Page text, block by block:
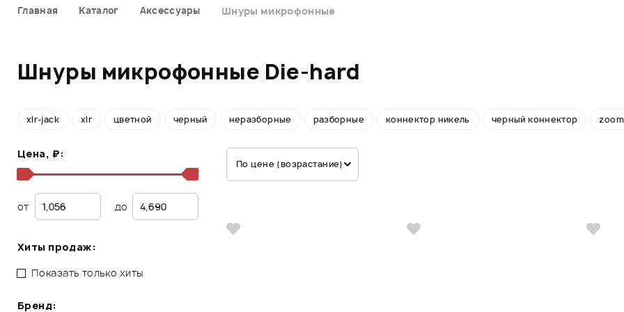
Главная Каталог Аксессуары Шнуры микрофонные
Шнуры микрофонные Die-hard
xlr-jack xlr цветной черный неразборные разборные коннектор никель черный коннектор zoom
Цена, ₽:
от до
Хиты продаж:
Показать только хиты
Бренд:
По цене (возрастание)